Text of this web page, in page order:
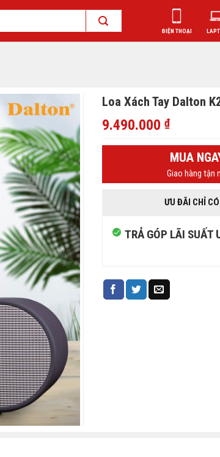
ĐIỆN THOẠI
Loa Xách Tay Dalton
9.490.000 ₫
MUA
Giao hàng tận
ƯU ĐÃI CHỈ
TRẢ GÓP LÃI SUẤT